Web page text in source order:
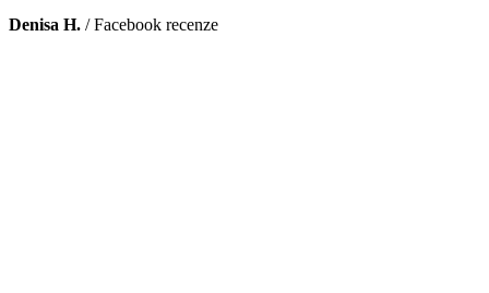
Denisa H. /Facebook recenze